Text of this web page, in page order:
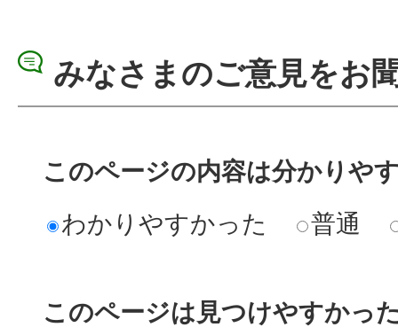
みなさまのご意見をお
このページの内容は分かりや
わかりやすかった
普通
このページは見つけやすかっ